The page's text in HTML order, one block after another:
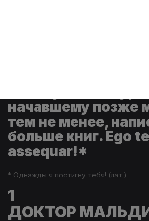
начавшему позже
тем не менее,
больше книг. Ego
assequar!*
* Однажды я постигну тебя! (лат.)
1
ДОКТОР